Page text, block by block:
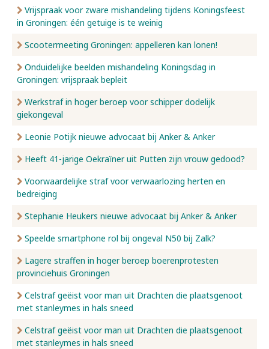
Vrijspraak voor zware mishandeling tijdens Koningsfeest
in Groningen: één getuige is te weinig
Scootermeeting Groningen: appelleren kan lonen!
Onduidelijke beelden mishandeling Koningsdag in
Groningen: vrijspraak bepleit
Werkstraf in hoger beroep voor schipper dodelijk
giekongeval
Leonie Potijk nieuwe advocaat bij Anker & Anker
Heeft 41-jarige Oekraïner uit Putten zijn vrouw gedood?
Voorwaardelijke straf voor verwaarlozing herten en
bedreiging
Stephanie Heukers nieuwe advocaat bij Anker & Anker
Speelde smartphone rol bij ongeval N50 bij Zalk?
Lagere straffen in hoger beroep boerenprotesten
provinciehuis Groningen
Celstraf geëist voor man uit Drachten die plaatsgenoot
met stanleymes in hals sneed
Celstraf geëist voor man uit Drachten die plaatsgenoot
met stanleymes in hals sneed